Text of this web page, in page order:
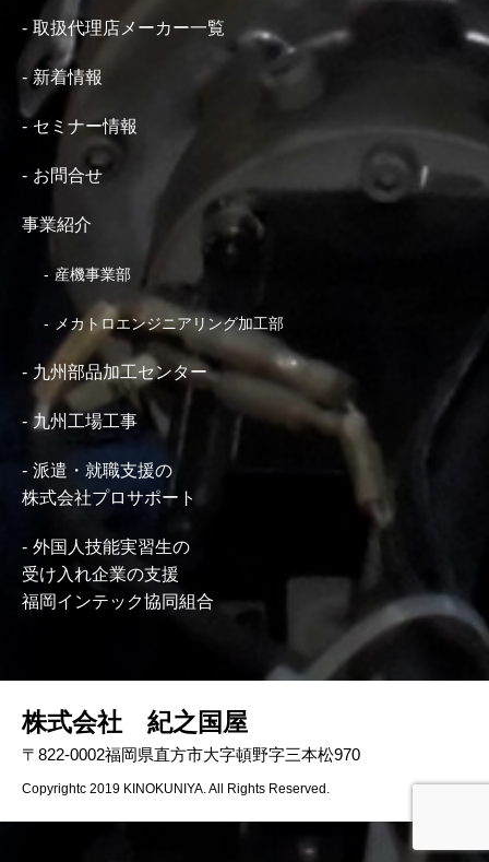
取扱代理店メーカー一覧
新着情報
セミナー情報
お問合せ
事業紹介
産機事業部
メカトロエンジニアリング加工部
九州部品加工センター
九州工場工事
派遣・就職支援の
株式会社プロサポート
外国人技能実習生の
受け入れ企業の支援
福岡インテック協同組合
株式会社 紀之国屋
〒822-0002福岡県直方市大字頓野字三本松970
Copyrightc 2019 KINOKUNIYA. All Rights Reserved.